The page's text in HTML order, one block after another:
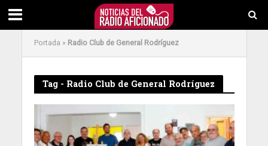
Portada » Radio Club de General Rodríguez
Tag - Radio Club de General Rodríguez